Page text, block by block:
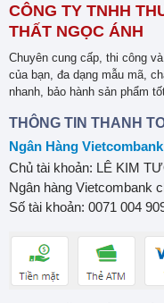
CÔNG TY TNHH
THẤT NGỌC ÁNH
Chuyên cung cấp, thi công
của bạn, đa dạng mẫu mã,
nhanh, bảo hành sản phẩm
THÔNG TIN THANH
Ngân Hàng Vietcombank
Chủ tài khoản: LÊ KIM
Ngân hàng Vietcombank
Số tài khoản: 0071 004